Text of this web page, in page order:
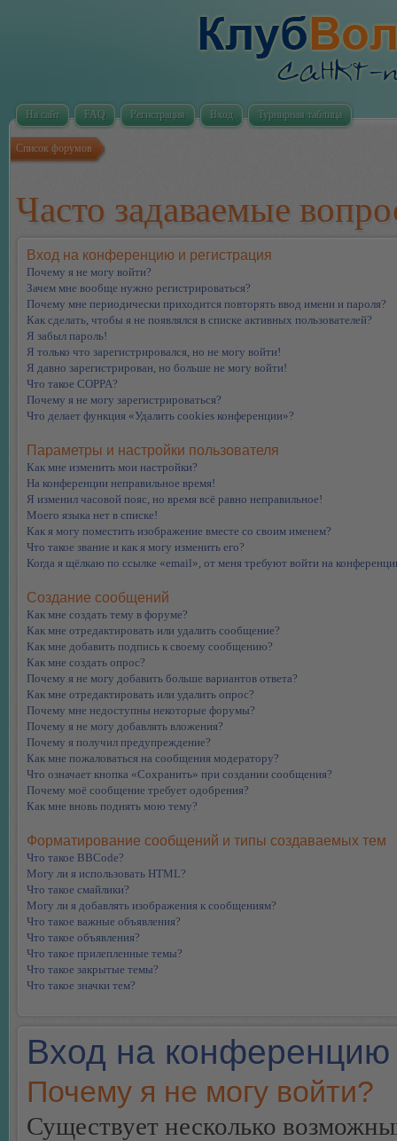
На сайт FAQ Регистрация Вход Турнирная таблица
Список форумов
Часто задаваемые
Вход на конференцию и регистрация
Почему я не могу войти?
Зачем мне вообще нужно регистрироваться?
Почему мне периодически приходится повторять ввод имени и пароля?
Как сделать, чтобы я не появлялся в списке активных пользователей?
Я забыл пароль!
Я только что зарегистрировался, но не могу войти!
Я давно зарегистрирован, но больше не могу войти!
Что такое COPPA?
Почему я не могу зарегистрироваться?
Что делает функция «Удалить cookies конференции»?
Параметры и настройки пользователя
Как мне изменить мои настройки?
На конференции неправильное время!
Я изменил часовой пояс, но время всё равно неправильное!
Моего языка нет в списке!
Как я могу поместить изображение вместе со своим именем?
Что такое звание и как я могу изменить его?
Когда я щёлкаю по ссылке «email», от меня требуют войти на
Создание сообщений
Как мне создать тему в форуме?
Как мне отредактировать или удалить сообщение?
Как мне добавить подпись к своему сообщению?
Как мне создать опрос?
Почему я не могу добавить больше вариантов ответа?
Как мне отредактировать или удалить опрос?
Почему мне недоступны некоторые форумы?
Почему я не могу добавлять вложения?
Почему я получил предупреждение?
Как мне пожаловаться на сообщения модератору?
Что означает кнопка «Сохранить» при создании сообщения?
Почему моё сообщение требует одобрения?
Как мне вновь поднять мою тему?
Форматирование сообщений и типы создаваемых тем
Что такое BBCode?
Могу ли я использовать HTML?
Что такое смайлики?
Могу ли я добавлять изображения к сообщениям?
Что такое важные объявления?
Что такое объявления?
Что такое прилепленные темы?
Что такое закрытые темы?
Что такое значки тем?
Вход на конференцию
Почему я не могу войти?
Существует несколько